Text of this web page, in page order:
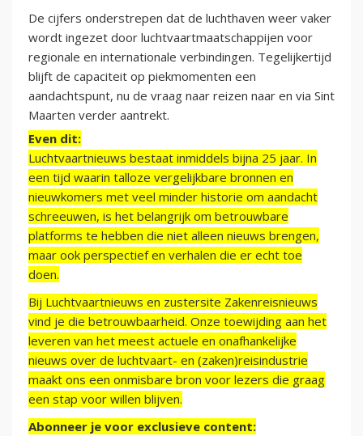
De cijfers onderstrepen dat de luchthaven weer vaker
wordt ingezet door luchtvaartmaatschappijen voor
regionale en internationale verbindingen. Tegelijkertijd
blijft de capaciteit op piekmomenten een
aandachtspunt, nu de vraag naar reizen naar en via Sint
Maarten verder aantrekt.
Even dit:
Luchtvaartnieuws bestaat inmiddels bijna 25 jaar. In
een tijd waarin talloze vergelijkbare bronnen en
nieuwkomers met veel minder historie om aandacht
schreeuwen, is het belangrijk om betrouwbare
platforms te hebben die niet alleen nieuws brengen,
maar ook perspectief en verhalen die er echt toe
doen.
Bij Luchtvaartnieuws en zustersite Zakenreisnieuws
vind je die betrouwbaarheid. Onze toewijding aan het
leveren van het meest actuele en onafhankelijke
nieuws over de luchtvaart- en (zaken)reisindustrie
maakt ons een onmisbare bron voor lezers die graag
een stap voor willen blijven.
Abonneer je voor exclusieve content: